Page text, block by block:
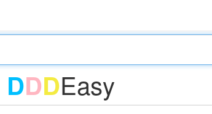
DDDEasy